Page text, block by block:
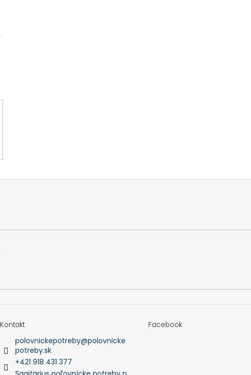
Kontakt
polovnickepotreby@polovnicke
potreby.sk
+421 918 431 377
Facebook